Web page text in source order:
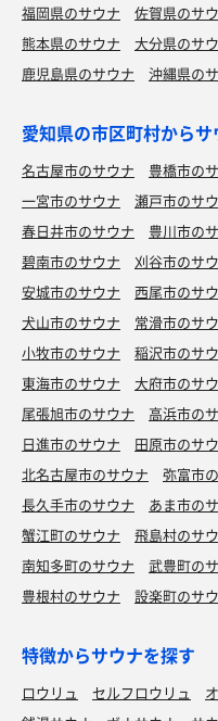
福岡県のサウナ 佐賀県のサ
熊本県のサウナ
大分県のサ
鹿児島県のサウナ
沖縄県の
愛知県の市区町村から
名古屋市のサウナ 豊橋市の
一宮市のサウナ
瀬戸市のサ
春日井市のサウナ
豊川市の
碧南市のサウナ
刈谷市のサ
安城市のサウナ
西尾市のサ
犬山市のサウナ
常滑市のサ
小牧市のサウナ
稲沢市のサ
東海市のサウナ
大府市のサ
尾張旭市のサウナ
高浜市の
日進市のサウナ
田原市のサ
北名古屋市のサウナ
弥富市
長久手市のサウナ
あま市の
蟹江町のサウナ
飛島村のサ
南知多町のサウナ
武豊町の
豊根村のサウナ
設楽町のサ
特徴からサウナを探す
ロウリュ セルフロウリュ